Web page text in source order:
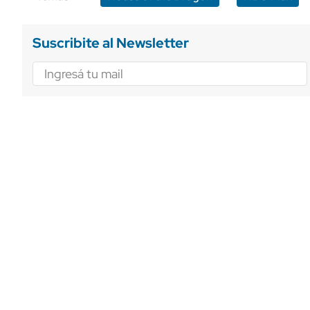
Suscribite al Newsletter